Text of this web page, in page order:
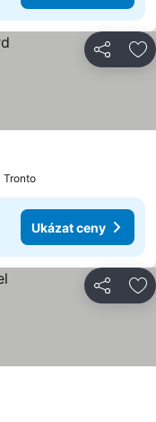
Sdílet
Tronto
Ukázat ceny
Sdílet